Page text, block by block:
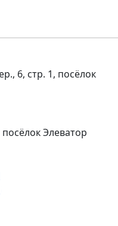
6, стр. 1, посёлок
Элеватор